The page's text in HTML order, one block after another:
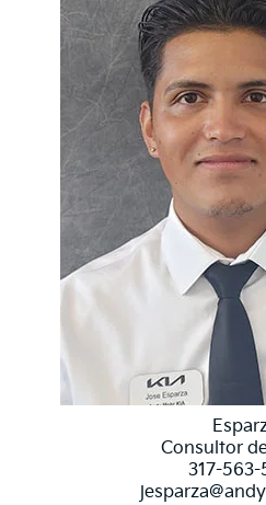
Consultor
317-563-